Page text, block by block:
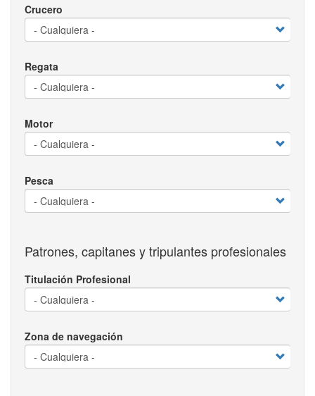
Crucero
Regata
Motor
Pesca
Patrones, capitanes y tripulantes profesionales
Titulación Profesional
Zona de navegación